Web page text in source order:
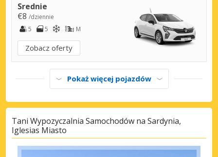
Srednie
€8 /dziennie
5
5 M
Zobacz oferty
Pokaż więcej pojazdów
Tani Wypozyczalnia Samochodów na Sardynia,
Iglesias Miasto